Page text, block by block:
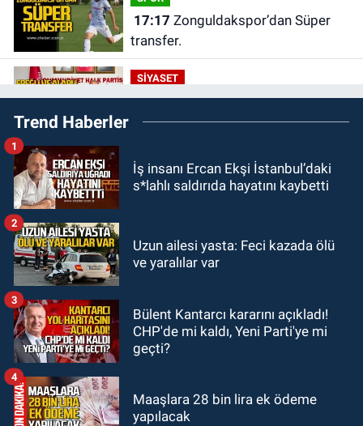
17:17
transfer.
SİYASET
16:50Ereğli ve Alaplı teşkilat
anahtarları teslim edildi.
16:07
14:34Çaycumaspor şartları yerine
KARABÜK
12:53Karabük'te Enerjisa çalışanı
Olcay Özaltın elektrik akımına
Trend Haberler
İş insanı Ercan Ekşi İstanbul’daki
s*lahlı saldırıda hayatını kaybetti
1
Uzun ailesi yasta: Feci kazada ölü
ve yaralılar var
2
Bülent Kantarcı kararını açıkladı!
CHP'de mi kaldı, Yeni Parti'ye mi
geçti?
3
Maaşlara 28 bin lira ek ödeme
yapılacak
4